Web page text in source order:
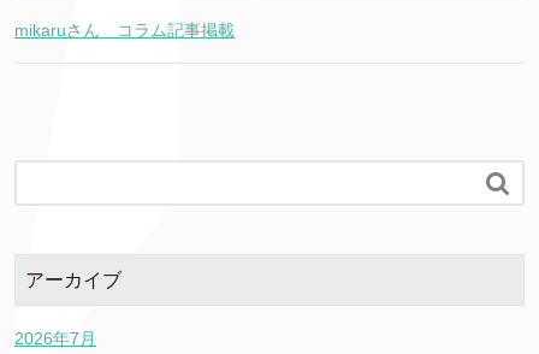
mikaruさん コラム記事掲載

アーカイブ
2026年7月